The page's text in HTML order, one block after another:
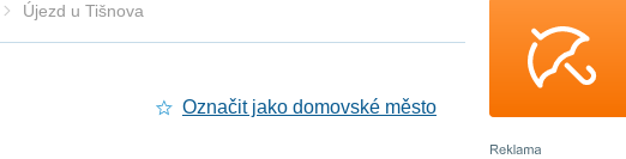
Újezd u Tišnova
Označit jako domovské město